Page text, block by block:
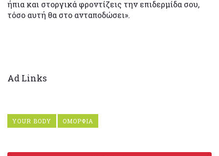
ήπια και στοργικά φροντίζεις την επιδερμίδα σου,
τόσο αυτή θα στο ανταποδώσει».
Ad Links
YOUR BODY ΟΜΟΡΦΙΑ